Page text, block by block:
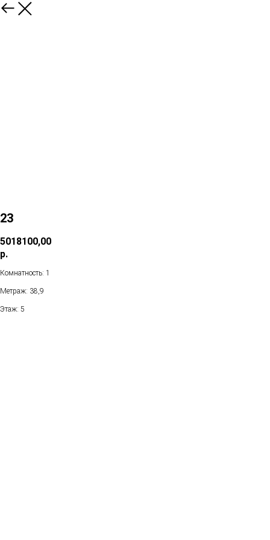
23
5018100,00
р.
Комнатность: 1
Метраж: 38,9
Этаж: 5